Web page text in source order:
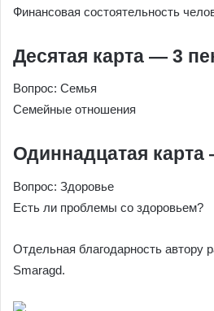
Финансовая состоятельность
Десятая карта — 3
Вопрос: Семья
Семейные отношения
Одиннадцатая
Вопрос: Здоровье
Есть ли проблемы со здоровьем?
Отдельная благодарность автору
Smaragd.